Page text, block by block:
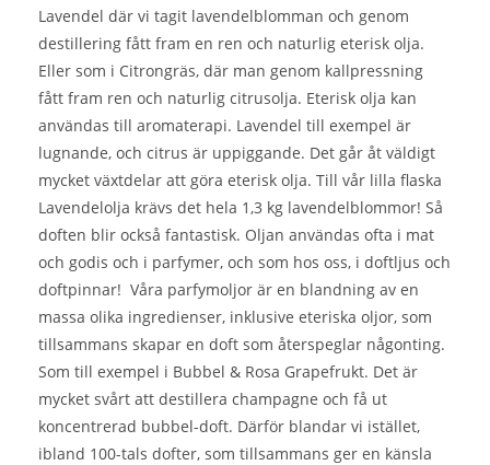
Lavendel där vi tagit lavendelblomman och genom
destillering fått fram en ren och naturlig eterisk olja.
Eller som i Citrongräs, där man genom kallpressning
fått fram ren och naturlig citrusolja. Eterisk olja kan
användas till aromaterapi. Lavendel till exempel är
lugnande, och citrus är uppiggande. Det går åt väldigt
mycket växtdelar att göra eterisk olja. Till vår lilla flaska
Lavendelolja krävs det hela 1,3 kg lavendelblommor! Så
doften blir också fantastisk. Oljan användas ofta i mat
och godis och i parfymer, och som hos oss, i doftljus och
doftpinnar! Våra parfymoljor är en blandning av en
massa olika ingredienser, inklusive eteriska oljor, som
tillsammans skapar en doft som återspeglar någonting.
Som till exempel i Bubbel & Rosa Grapefrukt. Det är
mycket svårt att destillera champagne och få ut
koncentrerad bubbel-doft. Därför blandar vi istället,
ibland 100-tals dofter, som tillsammans ger en känsla